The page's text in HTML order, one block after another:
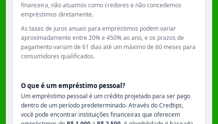
financeira, não atuamos como credores e não concedemos
empréstimos diretamente.
As taxas de juros anuais para empréstimos podem variar
aproximadamente entre 20% e 450% ao ano, e os prazos de
pagamento variam de 61 dias até um máximo de 60 meses para
consumidores qualificados.
O que é um empréstimo pessoal?
Um empréstimo pessoal é um crédito projetado para ser pago
dentro de um período predeterminado. Através do Credtips,
você pode encontrar instituições financeiras que oferecem